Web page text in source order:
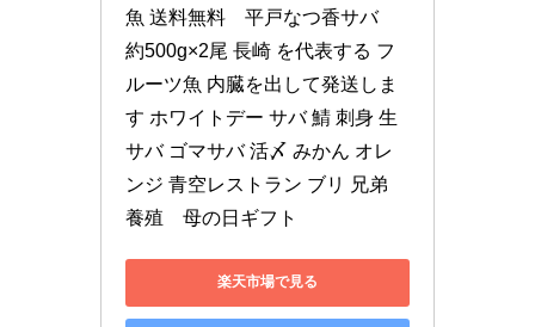
魚 送料無料　平戸なつ香サバ
約500g×2尾 長崎 を代表する フ
ルーツ魚 内臓を出して発送しま
す ホワイトデー サバ 鯖 刺身 生
サバ ゴマサバ 活〆 みかん オレ
ンジ 青空レストラン ブリ 兄弟
養殖　母の日ギフト
楽天市場で見る